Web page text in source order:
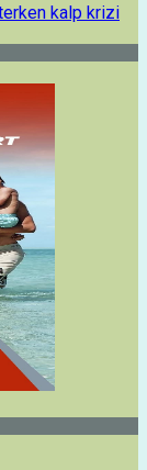
kalp krizi